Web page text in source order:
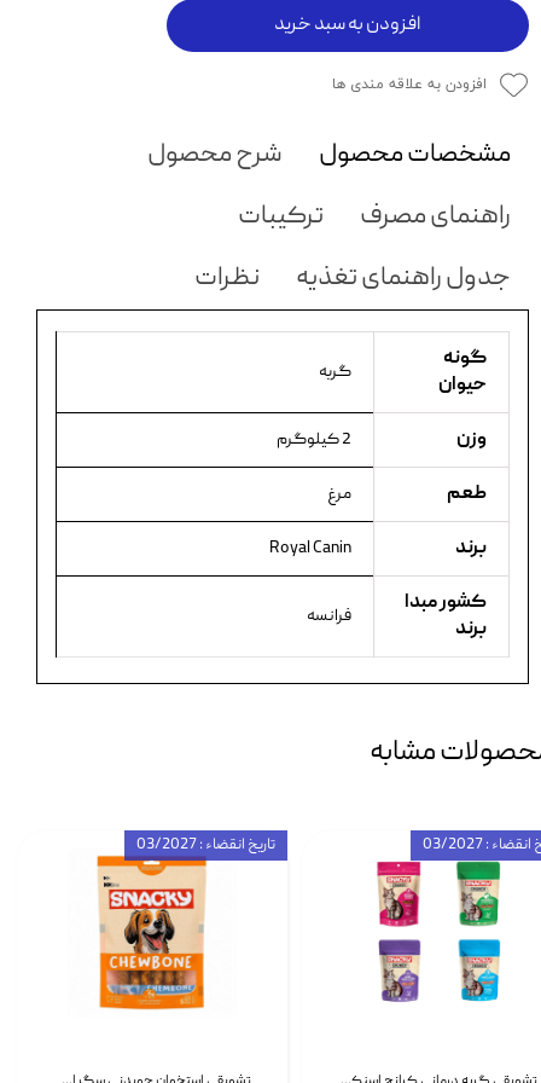
افزودن به سبد خرید
افزودن به علاقه مندی ها
مشخصات محصول
شرح محصول
راهنمای مصرف
ترکیبات
جدول راهنمای تغذیه
نظرات
گونه
حیوان
گربه
وزن 2 کیلوگرم
طعم مرغ
برند Royal Canin
کشور مبدا
برند
فرانسه
مشابه
تاریخ انقضاء : 03/2027 : 03/2027